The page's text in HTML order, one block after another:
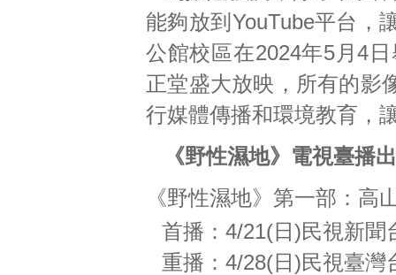
能夠放到YouTube平台，
公館校區在2024年5月4
正堂盛大放映，所有的影
行媒體傳播和環境教育，
《野性濕地》電視臺播
《野性濕地》第一部：高
首播：4/21(日)民視新聞
重播：4/28(日)民視臺灣